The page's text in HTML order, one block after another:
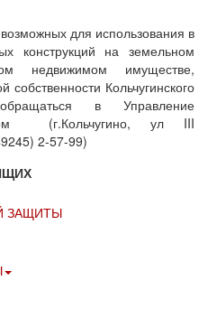
для использования в
конструкций на земельном
недвижимом имуществе,
Кольчугинского
в Управление
(г.Кольчугино, ул III
2-57-99)
ЗАЩИТЫ